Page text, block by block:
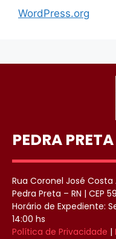
WordPress.org
PEDRA
Rua Coronel José
Pedra Preta – RN | CEP
Horário de Expediente:
14:00 hs
Política de Privacidade |